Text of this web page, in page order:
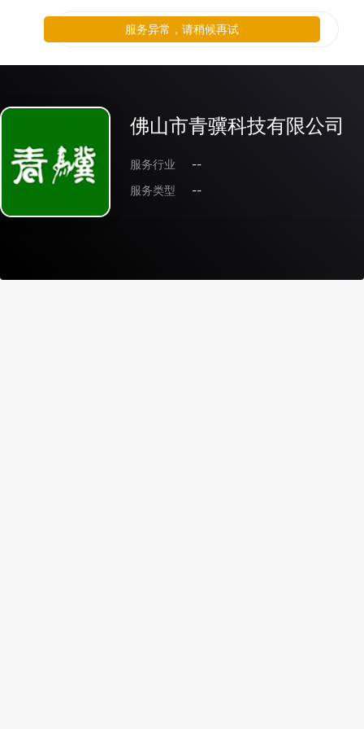
佛山市青骥科技有限公司
服务行业
--
服务类型
--
服务异常，请稍候再试